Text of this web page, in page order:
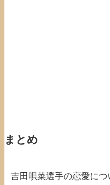
まとめ
吉田唄菜選手の恋愛に